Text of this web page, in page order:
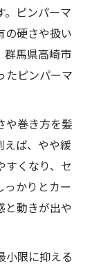
。ピンパーマ
の硬さや扱い
群馬県高崎市
たピンパーマ
や巻き方を髪
えば、やや緩
すくなり、セ
っかりとカー
と動きが出や
小限に抑える